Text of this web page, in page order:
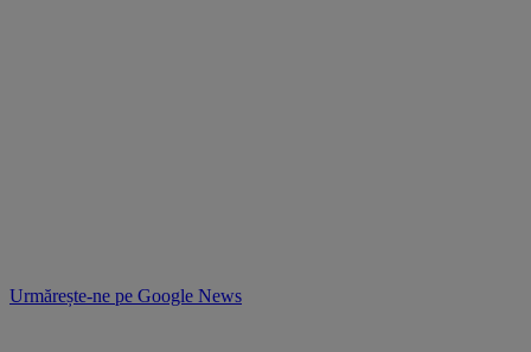
Urmărește-ne pe Google News